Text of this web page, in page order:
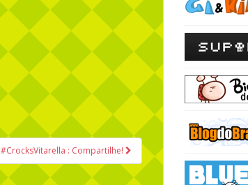
#CrocksVitarella : Compartilhe!